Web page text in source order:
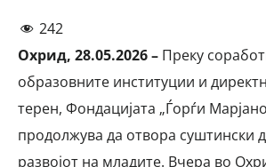
242
Охрид, 28.05.2026 – Преку
образовните институции и
терен, Фондацијата „Ѓорѓи
продолжува да отвора суштински
развојот на младите. Вчера во